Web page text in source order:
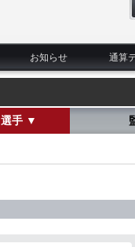
お知らせ 通算
選手 ▼